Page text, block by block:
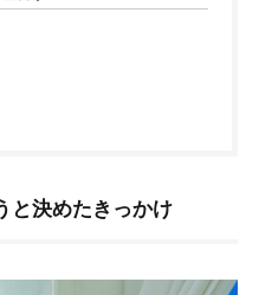
と決めたきっかけ